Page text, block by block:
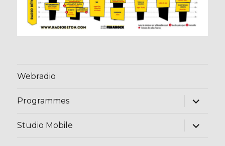
Webradio
Programmes
ouvrir
menu
Studio Mobile
ouvrir